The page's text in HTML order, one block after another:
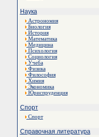
Наука
Астрономия
Биология
История
Математика
Медицина
Психология
Социология
Учеба
Физика
Философия
Химия
Экономика
Юриспруденция
Спорт
Спорт
Справочная литература